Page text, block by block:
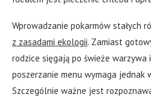
Wprowadzanie pokarmów stałych
z zasadami ekologii. Zamiast
rodzice sięgają po świeże warzywa
poszerzanie menu wymaga jednak
Szczególnie ważne jest